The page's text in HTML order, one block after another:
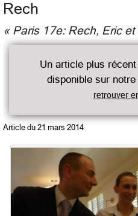
Rech
« Paris 17e: Rech, Eric
Un article plus
disponible sur
retrouver
Article du 21 mars 2014